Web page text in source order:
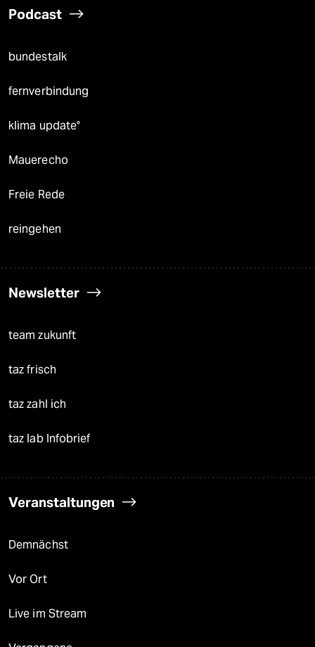
Podcast
bundestalk
fernverbindung
klima update°
Mauerecho
Freie Rede
reingehen
Newsletter
team zukunft
taz frisch
taz zahl ich
taz lab Infobrief
Veranstaltungen
Demnächst
Vor Ort
Live im Stream